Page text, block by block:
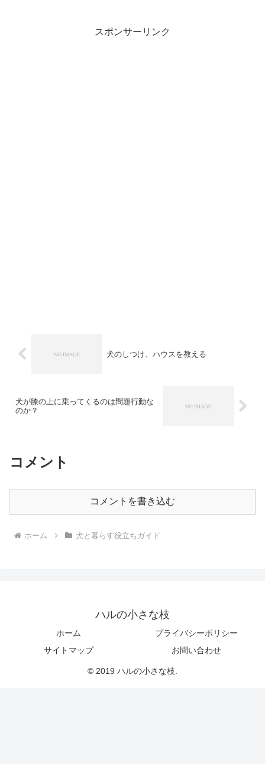
スポンサーリンク
犬のしつけ、ハウスを教える
犬が膝の上に乗ってくるのは問題行動な
のか？
コメント
コメントを書き込む
ホーム 犬と暮らす役立ちガイド
ハルの小さな枝
ホーム
プライバシーポリシー
サイトマップ
お問い合わせ
© 2019 ハルの小さな枝.